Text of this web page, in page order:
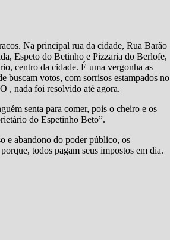
Na principal rua da cidade, Rua Barão
Espeto do Betinho e Pizzaria do Berlofe,
centro da cidade. É uma vergonha as
buscam votos, com sorrisos estampados no
, nada foi resolvido até agora.
senta para comer, pois o cheiro e os
do Espetinho Beto”.
e abandono do poder público, os
todos pagam seus impostos em dia.